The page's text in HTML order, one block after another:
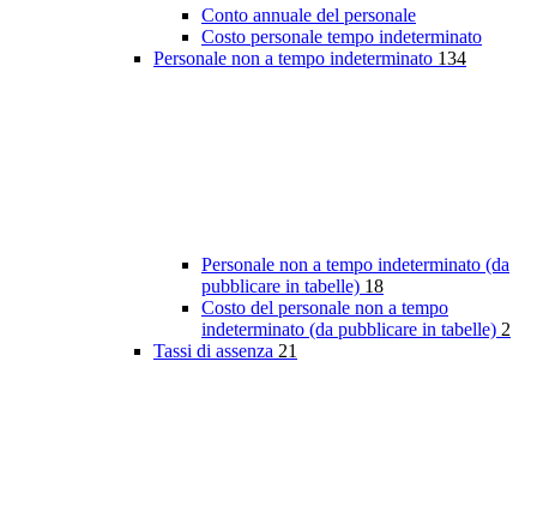
Conto annuale del personale
Costo personale tempo indeterminato
Personale non a tempo indeterminato 134
Personale non a tempo indeterminato (da
pubblicare in tabelle) 18
Costo del personale non a tempo
indeterminato (da pubblicare in tabelle) 2
Tassi di assenza 21